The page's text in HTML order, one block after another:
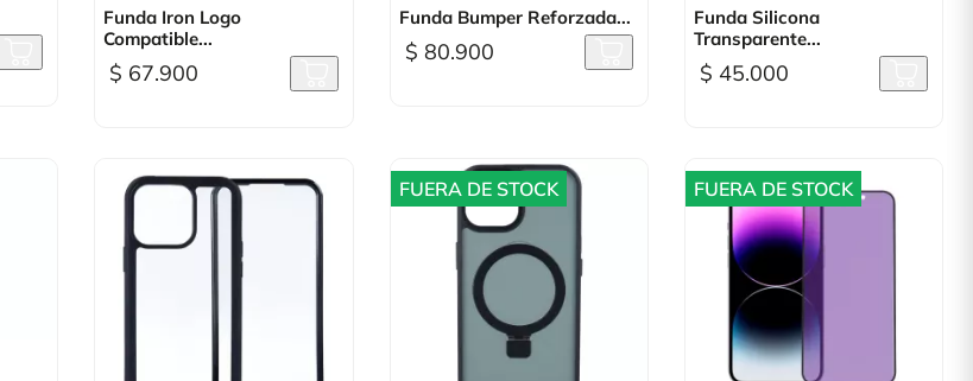
Vista rápida
Funda Iron Logo
Compatible...
$ 67.900
Vista rápida
Funda Bumper Reforzada...
$ 80.900
Vista rápida
Funda Silicona
Transparente...
$ 45.000
FUERA DE STOCK FUERA DE STOCK